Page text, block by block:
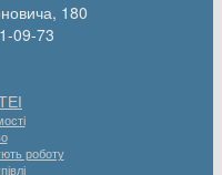
180
09-73
роботу